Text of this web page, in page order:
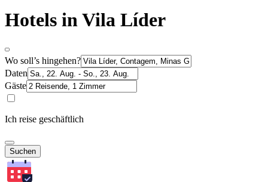
Hotels in Vila Líder
Wo soll’s hingehen?
Daten
Gäste
Ich reise geschäftlich
Suchen